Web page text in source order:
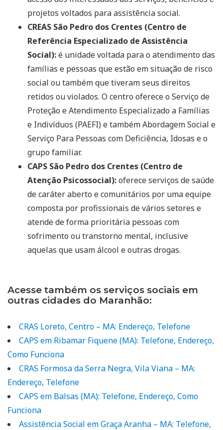
projetos voltados para assistência social.
CREAS São Pedro dos Crentes (Centro de
Referência Especializado de Assistência
Social):é unidade voltada para o atendimento das
famílias e pessoas que estão em situação de risco
social ou também que tiveram seus direitos
retidos ou violados. O centro oferece o Serviço de
Proteção e Atendimento Especializado a Famílias
e Indivíduos (PAEFI) e também Abordagem Social e
Serviço Para Pessoas com Deficiência, Idosas e o
grupo familiar.
CAPS São Pedro dos Crentes (Centro de
Atenção Psicossocial):oferece serviços de saúde
de caráter aberto e comunitários por uma equipe
composta por profissionais de vários setores e
atende de forma prioritária pessoas com
sofrimento ou transtorno mental, inclusive
aquelas que usam álcool e outras drogas.
Acesse também os serviços sociais em
outras cidades do Maranhão:
CRAS Loreto, Centro – MA: Endereço, Telefone
CAPS em Ribamar Fiquene (MA): Telefone, Endereço,
Como Funciona
CRAS Formosa da Serra Negra, Vila Viana – MA:
Endereço, Telefone
CAPS em Balsas (MA): Telefone, Endereço, Como
Funciona
Assistência Social em Graça Aranha – MA: Telefone,